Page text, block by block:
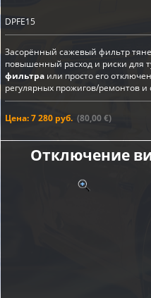
DPFE15
Засорённый сажевый фильтр
повышенный расход и риски для
фильтра или просто его
регулярных прожигов/ремонтов
Цена: 7 280 руб. (80,00 €)
Отключение